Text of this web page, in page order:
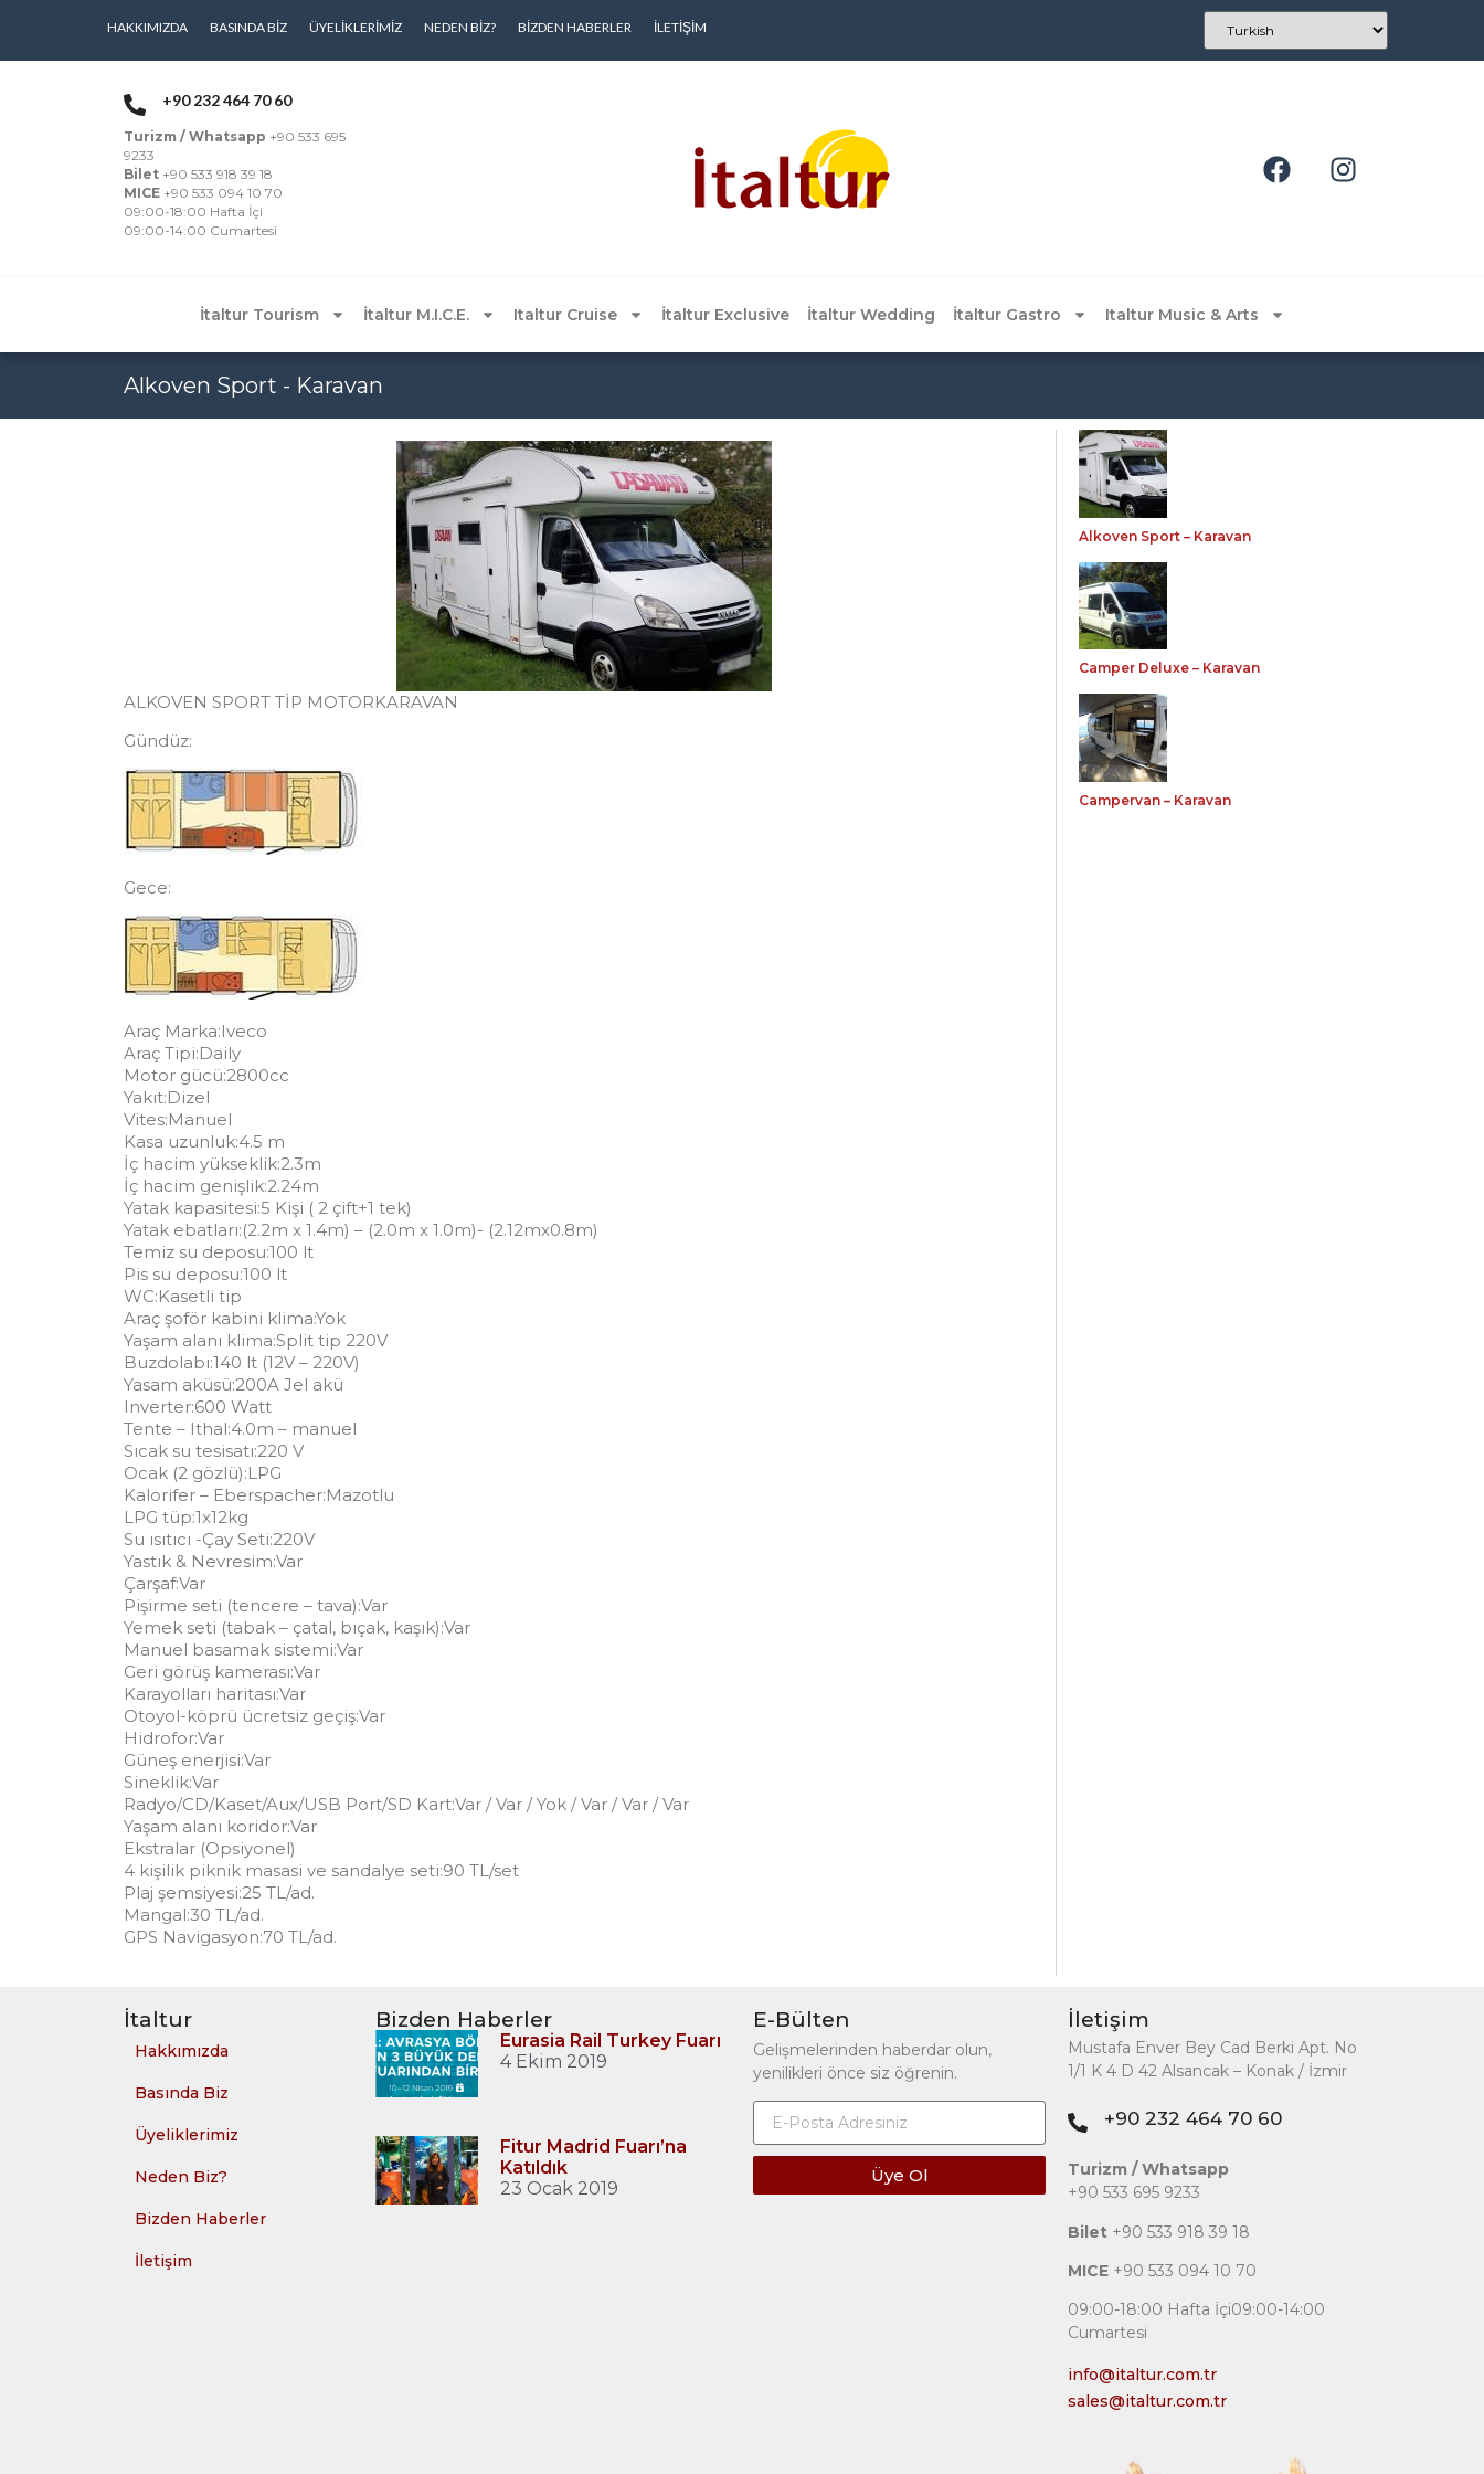
HAKKIMIZDA BASINDA BIZ ÜYELIKLERIMIZ NEDEN BIZ? BIZDEN HABERLER İLETIŞIM
+90 232 464 70 60
Turizm / Whatsapp +90 533 695
9233
Bilet +90 533 918 39 18
MICE +90 533 094 10 70
09:00-18:00 Hafta İçi
09:00-14:00 Cumartesi
İtaltur Tourism İtaltur M.I.C.E. Italtur Cruise İtaltur Exclusive İtaltur Wedding İtaltur Gastro Italtur Music & Arts
Alkoven Sport - Karavan
ALKOVEN SPORT TİP MOTORKARAVAN
Gündüz:
Gece:
Araç Marka:Iveco
Araç Tipi:Daily
Motor gücü:2800cc
Yakıt:Dizel
Vites:Manuel
Kasa uzunluk:4.5 m
İç hacim yükseklik:2.3m
İç hacim genişlik:2.24m
Yatak kapasitesi:5 Kişi ( 2 çift+1 tek)
Yatak ebatları:(2.2m x 1.4m) – (2.0m x 1.0m)- (2.12mx0.8m)
Temiz su deposu:100 lt
Pis su deposu:100 lt
WC:Kasetli tip
Araç şoför kabini klima:Yok
Yaşam alanı klima:Split tip 220V
Buzdolabı:140 lt (12V – 220V)
Yasam aküsü:200A Jel akü
Inverter:600 Watt
Tente – Ithal:4.0m – manuel
Sıcak su tesisatı:220 V
Ocak (2 gözlü):LPG
Kalorifer – Eberspacher:Mazotlu
LPG tüp:1x12kg
Su ısıtıcı -Çay Seti:220V
Yastık & Nevresim:Var
Çarşaf:Var
Pişirme seti (tencere – tava):Var
Yemek seti (tabak – çatal, bıçak, kaşık):Var
Manuel basamak sistemi:Var
Geri görüş kamerası:Var
Karayolları haritası:Var
Otoyol-köprü ücretsiz geçiş:Var
Hidrofor:Var
Güneş enerjisi:Var
Sineklik:Var
Radyo/CD/Kaset/Aux/USB Port/SD Kart:Var / Var / Yok / Var / Var / Var
Yaşam alanı koridor:Var
Ekstralar (Opsiyonel)
4 kişilik piknik masasi ve sandalye seti:90 TL/set
Plaj şemsiyesi:25 TL/ad.
Mangal:30 TL/ad.
GPS Navigasyon:70 TL/ad.
Alkoven Sport – Karavan
Camper Deluxe – Karavan
Campervan – Karavan
İtaltur
Hakkımızda
Basında Biz
Üyeliklerimiz
Neden Biz?
Bizden Haberler
İletişim
Bizden Haberler
Eurasia Rail Turkey Fuarı
4 Ekim 2019
Fitur Madrid Fuarı’na
Katıldık
23 Ocak 2019
E-Bülten
Gelişmelerinden haberdar olun,
yenilikleri önce siz öğrenin.
Üye Ol
İletişim
Mustafa Enver Bey Cad Berki Apt. No
1/1 K 4 D 42 Alsancak – Konak / İzmir
+90 232 464 70 60
Turizm / Whatsapp
+90 533 695 9233
Bilet +90 533 918 39 18
MICE +90 533 094 10 70
09:00-18:00 Hafta İçi09:00-14:00
Cumartesi
info@italtur.com.tr
sales@italtur.com.tr